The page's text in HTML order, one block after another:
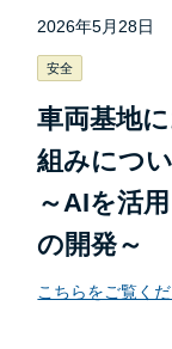
2026年5月28日
安全
車両基地
組みにつ
～AIを活
の開発～
こちらをご覧く